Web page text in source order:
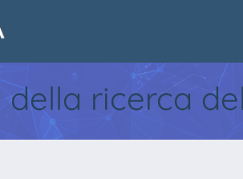
ricerca